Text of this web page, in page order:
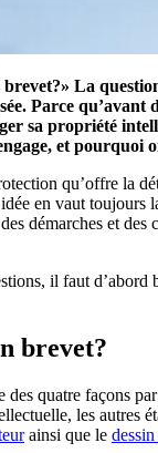
La
Parce qu’avant
sa propriété
et pourquoi
qu’offre la
en vaut toujours
démarches et des
il faut d’abord
brevet?
des quatre façons
les autres
ainsi que le